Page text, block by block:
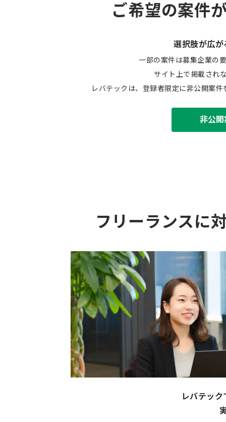
ご希望の案件
選択肢が広が
一部の案件は募集企業の
サイト上で掲載され
レバテックは、登録者限定に非公開案
非公
フリーランスに
レバテッ